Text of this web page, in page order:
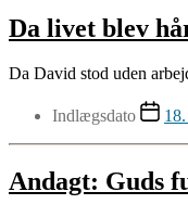
Da livet blev
Da David stod uden
Indlægsdato
Andagt: Guds